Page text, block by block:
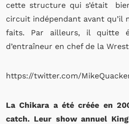
cette structure qui s’était
circuit indépendant avant qu’il
faits. Par ailleurs, il quitte
d’entraîneur en chef de la
https://twitter.com/
La Chikara a été créée en
catch. Leur show annuel